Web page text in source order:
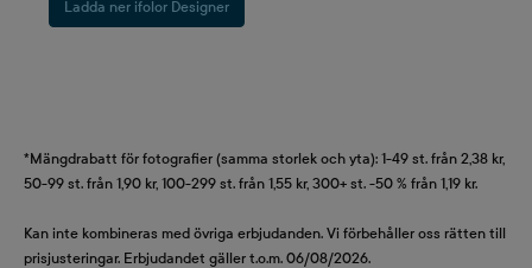
Ladda ner ifolor Designer
*Mängdrabatt för fotografier (samma storlek och yta): 1-49 st. från 2,38 kr,
50-99 st. från 1,90 kr, 100-299 st. från 1,55 kr, 300+ st. -50 % från 1,19 kr.
Kan inte kombineras med övriga erbjudanden. Vi förbehåller oss rätten till
prisjusteringar. Erbjudandet gäller t.o.m. 06/08/2026.